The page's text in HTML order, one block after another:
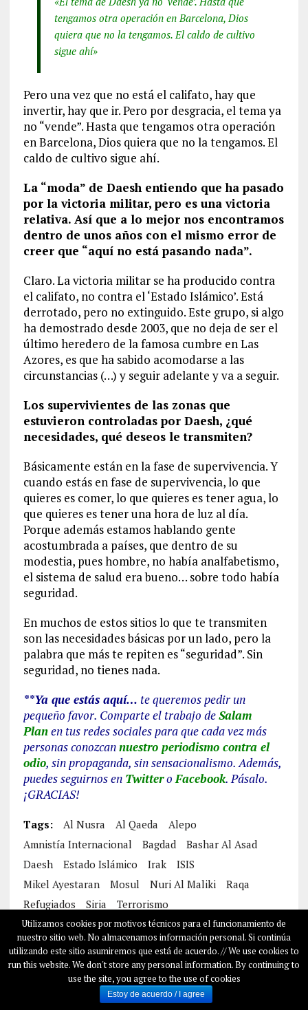
tengamos otra operación en Barcelona, Dios
quiera que no la tengamos. El caldo de cultivo
sigue ahí»
Pero una vez que no está el califato, hay que
invertir, hay que ir. Pero por desgracia, el tema ya
no “vende”. Hasta que tengamos otra operación
en Barcelona, Dios quiera que no la tengamos. El
caldo de cultivo sigue ahí.
La “moda” de Daesh entiendo que ha pasado
por la victoria militar, pero es una victoria
relativa. Así que a lo mejor nos encontramos
dentro de unos años con el mismo error de
creer que “aquí no está pasando nada”.
Claro. La victoria militar se ha producido contra
el califato, no contra el ‘Estado Islámico’. Está
derrotado, pero no extinguido. Este grupo, si algo
ha demostrado desde 2003, que no deja de ser el
último heredero de la famosa cumbre en Las
Azores, es que ha sabido acomodarse a las
circunstancias (…) y seguir adelante y va a seguir.
Los supervivientes de las zonas que
estuvieron controladas por Daesh, ¿qué
necesidades, qué deseos le transmiten?
Básicamente están en la fase de supervivencia. Y
cuando estás en fase de supervivencia, lo que
quieres es comer, lo que quieres es tener agua, lo
que quieres es tener una hora de luz al día.
Porque además estamos hablando gente
acostumbrada a países, que dentro de su
modestia, pues hombre, no había analfabetismo,
el sistema de salud era bueno… sobre todo había
seguridad.
En muchos de estos sitios lo que te transmiten
son las necesidades básicas por un lado, pero la
palabra que más te repiten es “seguridad”. Sin
seguridad, no tienes nada.
**Ya que estás aquí… te queremos pedir un
pequeño favor. Comparte el trabajo deSalam
Planen tus redes sociales para que cada vez más
personas conozcannuestro periodismo contra el
odio, sin propaganda, sin sensacionalismo. Además,
puedes seguirnos en TwitteroFacebook. Pásalo.
¡GRACIAS!
Tags: Al Nusra Al Qaeda
Alepo
Amnistía Internacional
Bagdad
Bashar Al Asad
Daesh
Estado Islámico Irak
ISIS
Mikel Ayestaran
Mosul Nuri Al Maliki
Raqa
Refugiados
Siria Terrorismo
Utilizamos cookies por motivos técnicos para el funcionamiento de
nuestro sitio web. No almacenamos información personal. Si continúa
utilizando este sitio asumiremos que está de acuerdo. // We use cookies to
run this website. We don't store any personal information. By continuing to
use the site, you agree to the use of cookies
Estoy de acuerdo / I agree